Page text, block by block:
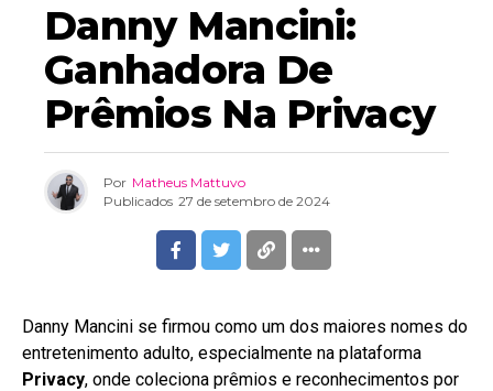
SBT- SISTEMA BRASILEIRO DE TELEVISÃO
Danny Mancini:
Ganhadora De
Prêmios Na Privacy
Por Matheus Mattuvo
Publicados 27 de setembro de 2024
Danny Mancini se firmou como um dos maiores nomes do
entretenimento adulto, especialmente na plataforma
Privacy, onde coleciona prêmios e reconhecimentos por